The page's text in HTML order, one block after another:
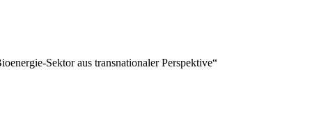
Sektor aus transnationaler Perspektive“